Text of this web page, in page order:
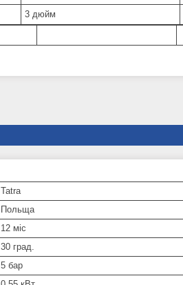
3 дюйм
Tatra
Польща
12 міс
30 град.
5 бар